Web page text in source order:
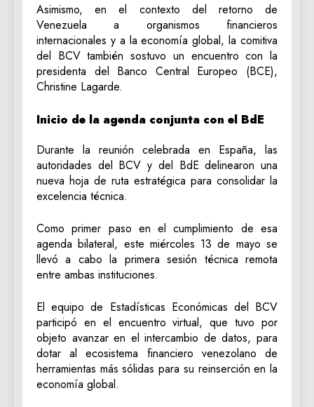
Asimismo, en el contexto del retorno de
Venezuela a organismos financieros
internacionales y a la economía global, la comitiva
del BCV también sostuvo un encuentro con la
presidenta del Banco Central Europeo (BCE),
Christine Lagarde.
Inicio de la agenda conjunta con el BdE
Durante la reunión celebrada en España, las
autoridades del BCV y del BdE delinearon una
nueva hoja de ruta estratégica para consolidar la
excelencia técnica.
Como primer paso en el cumplimiento de esa
agenda bilateral, este miércoles 13 de mayo se
llevó a cabo la primera sesión técnica remota
entre ambas instituciones.
El equipo de Estadísticas Económicas del BCV
participó en el encuentro virtual, que tuvo por
objeto avanzar en el intercambio de datos, para
dotar al ecosistema financiero venezolano de
herramientas más sólidas para su reinserción en la
economía global.